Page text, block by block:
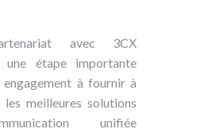
avec 3CX
une étape importante
à fournir à
meilleures solutions
unifiée